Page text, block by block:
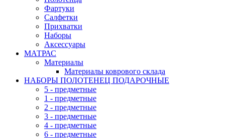
Фартуки
Салфетки
Прихватки
Наборы
Аксессуары
МАТРАС
Материалы
Материалы коврового склада
НАБОРЫ ПОЛОТЕНЕЦ ПОДАРОЧНЫЕ
5 - предметные
1 - предметные
2 - предметные
3 - предметные
4 - предметные
6 - предметные